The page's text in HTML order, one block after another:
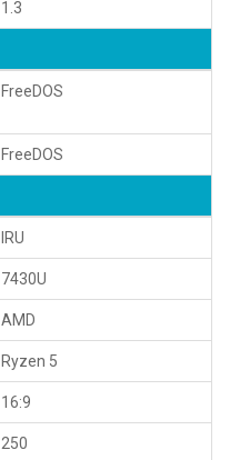
1.3
FreeDOS
FreeDOS
IRU
7430U
AMD
Ryzen 5
16:9
250